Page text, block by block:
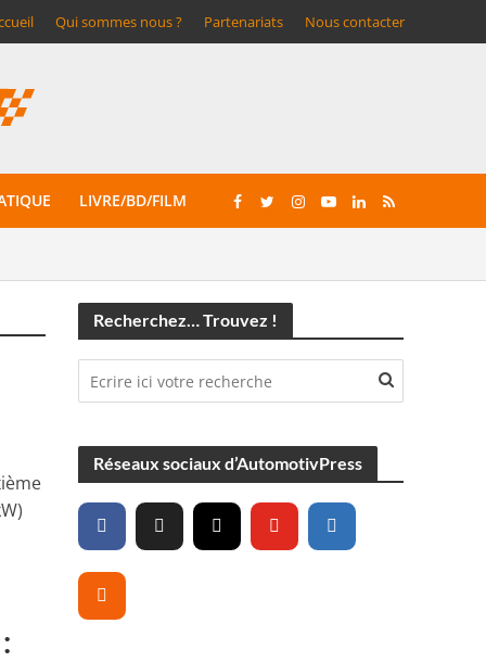
Qui sommes nous ? Partenariats Nous contacter
LIVRE/BD/FILM
Recherchez… Trouvez !
Réseaux sociaux d’AutomotivPress